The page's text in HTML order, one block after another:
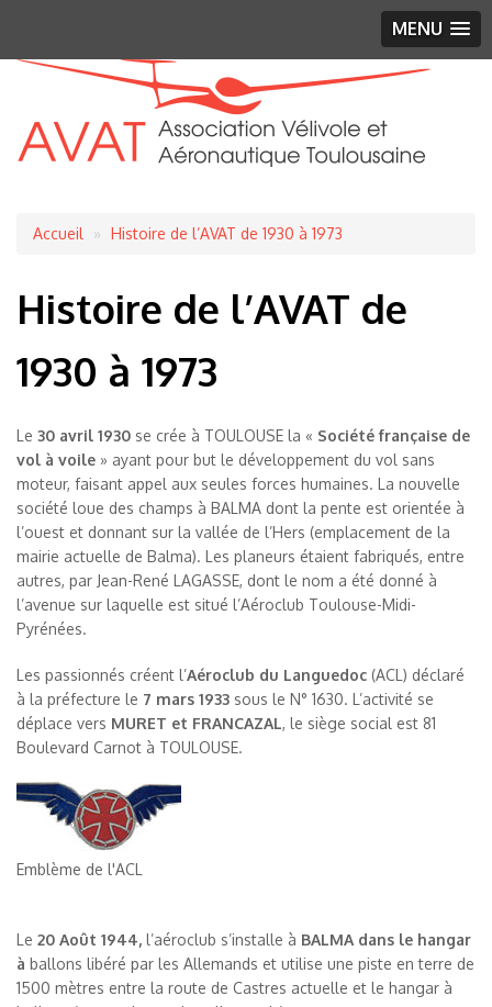
MENU
Fil
Accueil Histoire de l’AVAT de 1930 à 1973
Histoire de l’AVAT de
1930 à 1973
Le 30 avril 1930 se crée à TOULOUSE la « Société française de
vol à voile » ayant pour but le développement du vol sans
moteur, faisant appel aux seules forces humaines. La nouvelle
société loue des champs à BALMA dont la pente est orientée à
l’ouest et donnant sur la vallée de l’Hers (emplacement de la
mairie actuelle de Balma). Les planeurs étaient fabriqués, entre
autres, par Jean-René LAGASSE, dont le nom a été donné à
l’avenue sur laquelle est situé l’Aéroclub Toulouse-Midi-
Pyrénées.
Les passionnés créent l’Aéroclub du Languedoc (ACL) déclaré
à la préfecture le 7 mars 1933 sous le N° 1630. L’activité se
déplace vers MURET et FRANCAZAL, le siège social est 81
Boulevard Carnot à TOULOUSE.
Emblème de l'ACL
Le 20 Août 1944, l’aéroclub s’installe à BALMA dans le hangar
à ballons libéré par les Allemands et utilise une piste en terre de
1500 mètres entre la route de Castres actuelle et le hangar à